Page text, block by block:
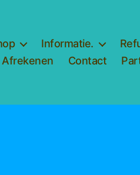
Informatie.
Afrekenen Contact